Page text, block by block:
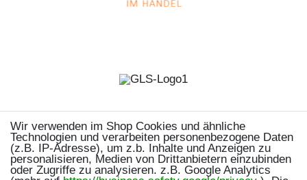
Wir verwenden im Shop Cookies und ähnliche
Technologien und verarbeiten personenbezogene Daten
(z.B. IP-Adresse), um z.b. Inhalte und Anzeigen zu
personalisieren, Medien von Drittanbietern einzubinden
oder Zugriffe zu analysieren. z.B. Google Analytics